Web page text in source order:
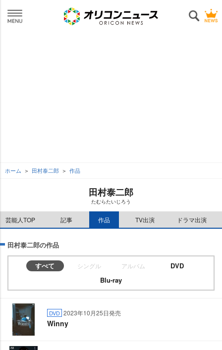
ホーム 田村泰二郎 作品
田村泰二郎
たむらたいじろう
芸能人TOP 記事 作品 TV出演 ドラマ出演
田村泰二郎の作品
すべて シングル アルバム
DVD
Blu-ray
DVD 2023年10月25日発売
Winny